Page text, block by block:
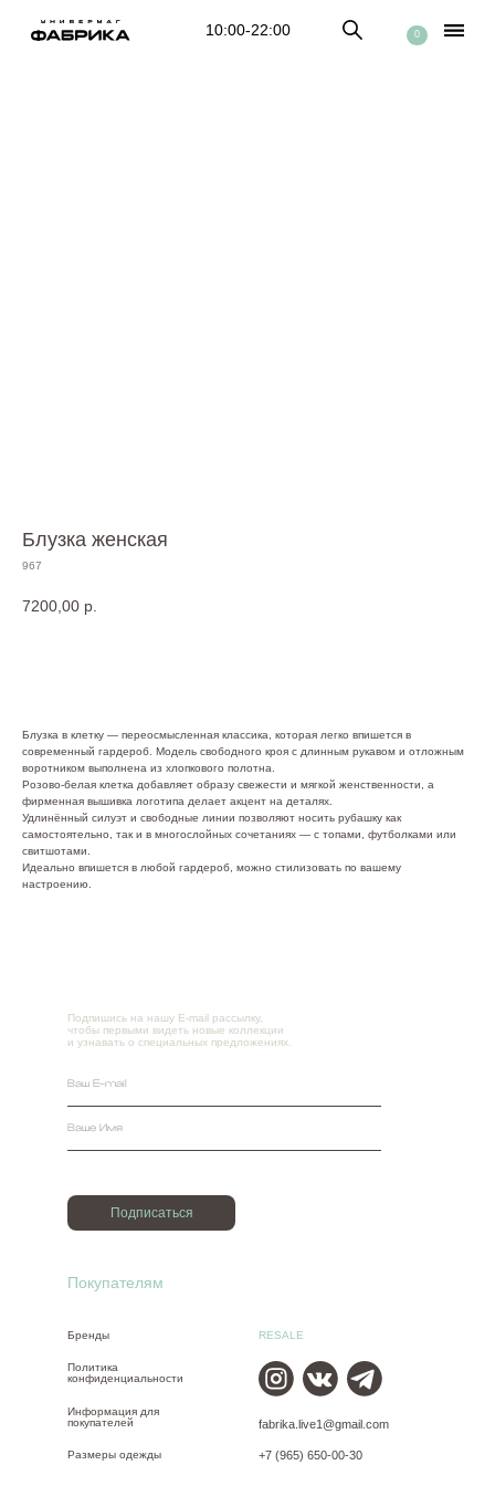
10:00-22:00
Блузка женская
967
7200,00 р.
Блузка в клетку — переосмысленная классика, которая легко впишется в
современный гардероб. Модель свободного кроя с длинным рукавом и отложным
воротником выполнена из хлопкового полотна.
Розово-белая клетка добавляет образу свежести и мягкой женственности, а
фирменная вышивка логотипа делает акцент на деталях.
Удлинённый силуэт и свободные линии позволяют носить рубашку как
самостоятельно, так и в многослойных сочетаниях — с топами, футболками или
свитшотами.
Идеально впишется в любой гардероб, можно стилизовать по вашему
настроению.
Бренды
Подпишись на нашу E-mail рассылку,
чтобы первыми видеть новые коллекции
и узнавать о специальных предложениях.
Размеры одежды
Информация для
покупателей
Политика
конфиденциальности
RESALE
Покупателям
+7 (965) 650-00-30
fabrika.live1@gmail.com
Подписаться